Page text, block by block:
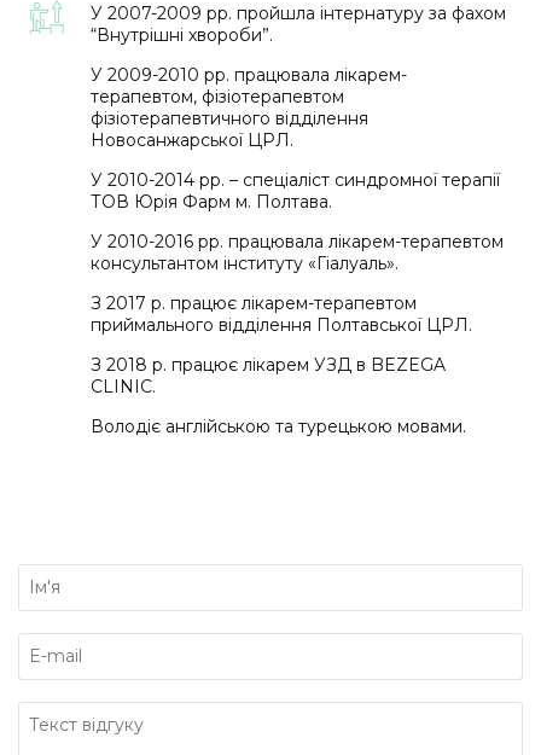
У 2007-2009 рр. пройшла інтернатуру за фахом
“Внутрішні хвороби”.
У 2009-2010 рр. працювала лікарем-
терапевтом, фiзiотерапевтом
фізіотерапевтичного відділення
Новосанжарської ЦРЛ.
У 2010-2014 рр. – спеціаліст синдромної терапії
ТОВ Юрія Фарм м. Полтава.
У 2010-2016 рр. працювала лiкарем-терапевтом
консультантом iнституту «Гiалуаль».
З 2017 р. працює лiкарем-терапевтом
приймального вiддiлення Полтавської ЦРЛ.
З 2018 р. працює лікарем УЗД в BEZEGA
CLINIC.
Володіє англійською та турецькою мовами.